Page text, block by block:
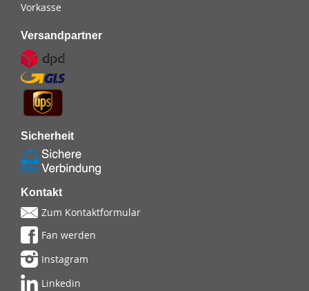
Vorkasse
Versandpartner
Sicherheit
Kontakt
Zum Kontaktformular
Fan werden
Instagram
Linkedin